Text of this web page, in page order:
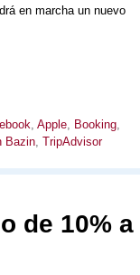
en marcha un nuevo
, Apple, Booking,
Bazin, TripAdvisor
de 10% a